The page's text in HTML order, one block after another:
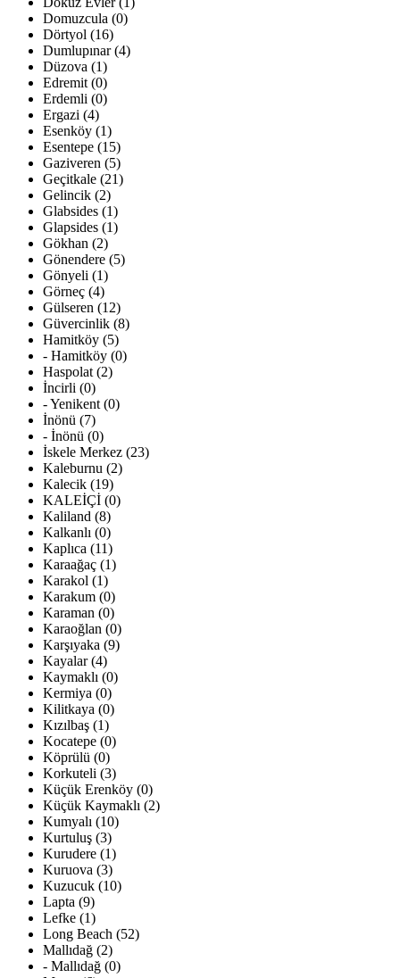
Domuzcula (0)
Dörtyol (16)
Dumlupınar (4)
Düzova (1)
Edremit (0)
Erdemli (0)
Ergazi (4)
Esenköy (1)
Esentepe (15)
Gaziveren (5)
Geçitkale (21)
Gelincik (2)
Glabsides (1)
Glapsides (1)
Gökhan (2)
Gönendere (5)
Gönyeli (1)
Görneç (4)
Gülseren (12)
Güvercinlik (8)
Hamitköy (5)
- Hamitköy (0)
Haspolat (2)
İncirli (0)
- Yenikent (0)
İnönü (7)
- İnönü (0)
İskele Merkez (23)
Kaleburnu (2)
Kalecik (19)
KALEİÇİ (0)
Kaliland (8)
Kalkanlı (0)
Kaplıca (11)
Karaağaç (1)
Karakol (1)
Karakum (0)
Karaman (0)
Karaoğlan (0)
Karşıyaka (9)
Kayalar (4)
Kaymaklı (0)
Kermiya (0)
Kilitkaya (0)
Kızılbaş (1)
Kocatepe (0)
Köprülü (0)
Korkuteli (3)
Küçük Erenköy (0)
Küçük Kaymaklı (2)
Kumyalı (10)
Kurtuluş (3)
Kurudere (1)
Kuruova (3)
Kuzucuk (10)
Lapta (9)
Lefke (1)
Long Beach (52)
Mallıdağ (2)
- Mallıdağ (0)